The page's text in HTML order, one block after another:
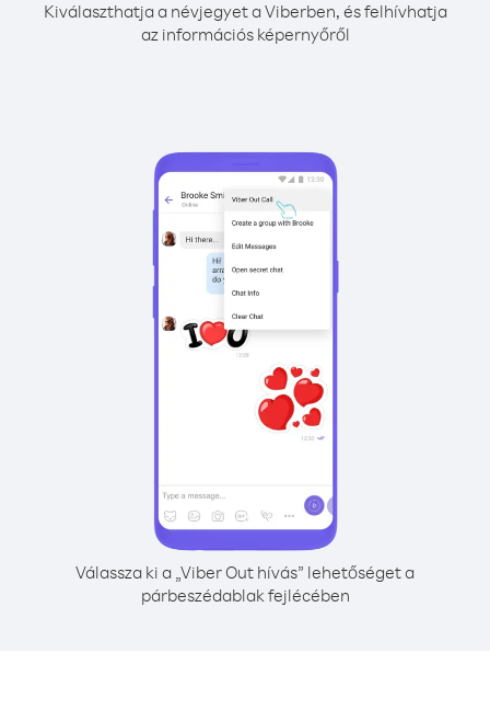
Kiválaszthatja a névjegyet a Viberben, és felhívhatja
az információs képernyőről
Válassza ki a „Viber Out hívás” lehetőséget a
párbeszédablak fejlécében